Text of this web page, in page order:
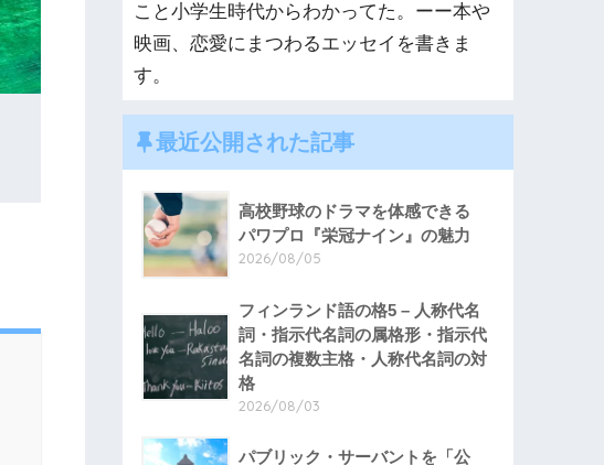
こと小学生時代からわかってた。ーー本や
映画、恋愛にまつわるエッセイを書きま
す。
最近公開された記事
高校野球のドラマを体感できる
パワプロ『栄冠ナイン』の魅力
2026/08/05
フィンランド語の格5 – 人称代名
詞・指示代名詞の属格形・指示代
名詞の複数主格・人称代名詞の対
格
2026/08/03
パブリック・サーバントを「公